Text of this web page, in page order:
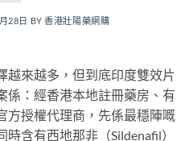
28日 BY香港壯陽藥網購
越來越多，但到底印度雙效片
係：經香港本地註冊藥房、有
方授權代理商，先係最穩陣嘅
含有西地那非（Sildenafil）